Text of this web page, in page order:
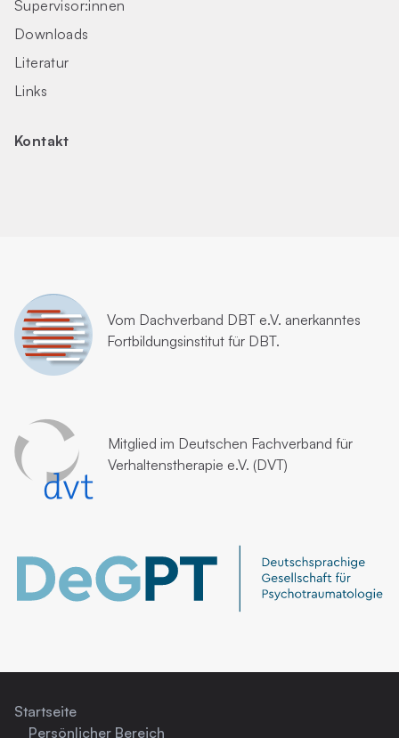
Supervisor:innen
Downloads
Literatur
Links
Kontakt
Vom Dachverband DBT e.V. anerkanntes
Fortbildungsinstitut für DBT.
Mitglied im Deutschen Fachverband für
Verhaltenstherapie e.V. (DVT)
Startseite
Persönlicher Bereich